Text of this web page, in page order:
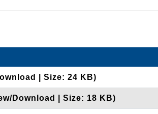
| Size: 24 KB)
Download | Size: 18 KB)